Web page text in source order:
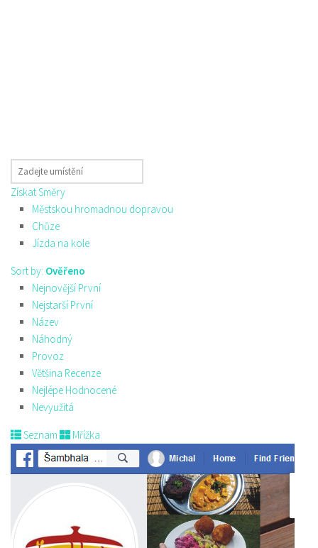
Získat Směry
Městskou hromadnou dopravou
Chůze
Jízda na kole
Sort by: Ověřeno
Nejnovější První
Nejstarší První
Název
Náhodný
Provoz
Většina Recenze
Nejlépe Hodnocené
Nevyužitá
Seznam Mřížka